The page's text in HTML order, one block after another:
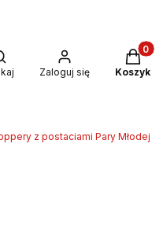
wyszukiwarkę
Zaloguj się Koszyk
z postaciami Pary Młodej